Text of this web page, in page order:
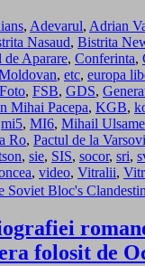
, Adevarul, Adrian
Nasaud, Bistrita
Aparare, Conferinta,
, etc, europa
Foto, FSB, GDS,
Mihai Pacepa, KGB,
mi5, MI6, Mihail
Ro, Pactul de la
, sie, SIS, socor, sri,
, video, Vitralii,
Bloc's
folosit de